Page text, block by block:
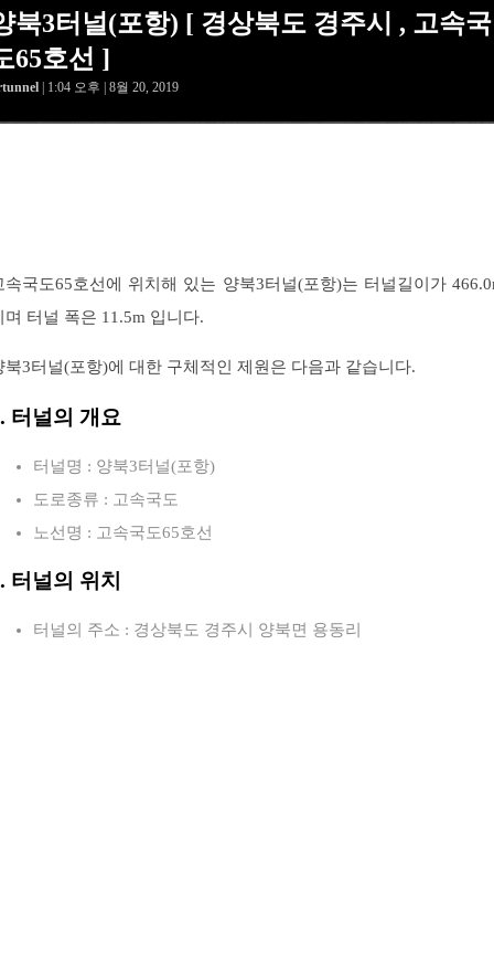
북3터널(포항) [ 경상북도 경주시 , 고속국
65호선 ]
| 1:04 오후 | 8월 20, 2019
속국도65호선에 위치해 있는 양북3터널(포항)는 터널길이가
며 터널 폭은 11.5m 입니다.
북3터널(포항)에 대한 구체적인 제원은 다음과 같습니다.
터널의 개요
터널명 : 양북3터널(포항)
도로종류 : 고속국도
노선명 : 고속국도65호선
터널의 위치
터널의 주소 : 경상북도 경주시 양북면 용동리